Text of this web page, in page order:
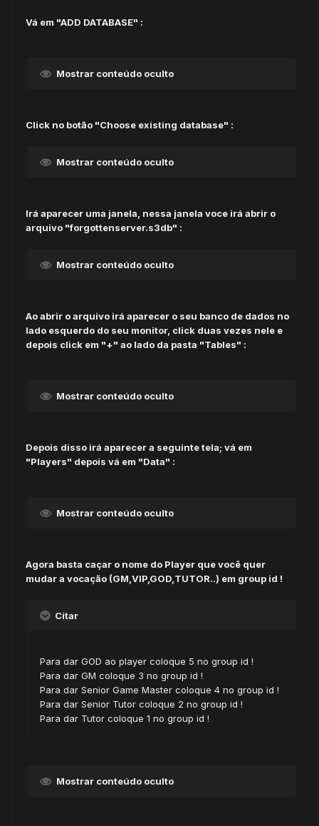
Vá em "ADD DATABASE" :
Mostrar conteúdo oculto
Click no botão "Choose existing database" :
Mostrar conteúdo oculto
Irá aparecer uma janela, nessa janela voce irá abrir o
arquivo "forgottenserver.s3db" :
Mostrar conteúdo oculto
Ao abrir o arquivo irá aparecer o seu banco de dados no
lado esquerdo do seu monitor, click duas vezes nele e
depois click em "+" ao lado da pasta "Tables" :
Mostrar conteúdo oculto
Depois disso irá aparecer a seguinte tela; vá em
"Players" depois vá em "Data" :
Mostrar conteúdo oculto
Agora basta caçar o nome do Player que você quer
mudar a vocação (GM,VIP,GOD,TUTOR..) em group id !
Citar
Para dar GOD ao player coloque 5 no group id !
Para dar GM coloque 3 no group id !
Para dar Senior Game Master coloque 4 no group id !
Para dar Senior Tutor coloque 2 no group id !
Para dar Tutor coloque 1 no group id !
Mostrar conteúdo oculto